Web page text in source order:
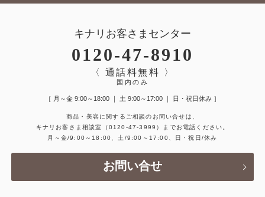
キナリお客さまセンター
0120-47-8910
〈 通話料無料 〉
国内のみ
［ 月～金 9:00～18:00 ｜ 土 9:00～17:00 ｜ 日・祝日休み ］
商品・美容に関するご相談のお問い合せは、
キナリお客さま相談室
（0120-47-3999）
までお電話ください。
月～金/9:00～18:00、土/9:00～17:00、日・祝日/休み
お問い合せ